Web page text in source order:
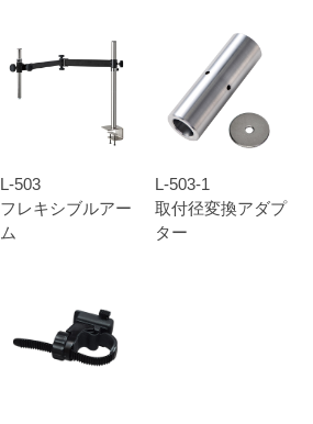
L-503
フレキシブルアー
ム
L-503-1
取付径変換アダプ
ター